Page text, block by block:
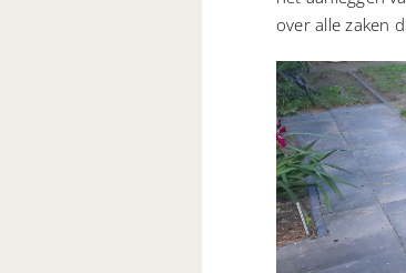
over alle zaken